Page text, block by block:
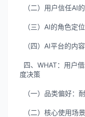
（二）用户信任AI
（三）AI的角色定
（四）AI平台的内
四、WHAT：用户
度决策
（一）品类偏好：
（二）核心使用场